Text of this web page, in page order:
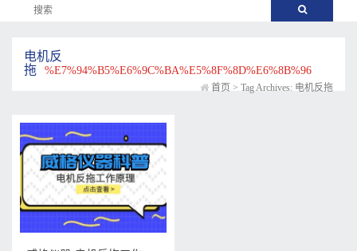
电机反
拖
%E7%94%B5%E6%9C%BA%E5%8F%8D%E6%8B%96
首页 > Tag Archives: 电机反拖